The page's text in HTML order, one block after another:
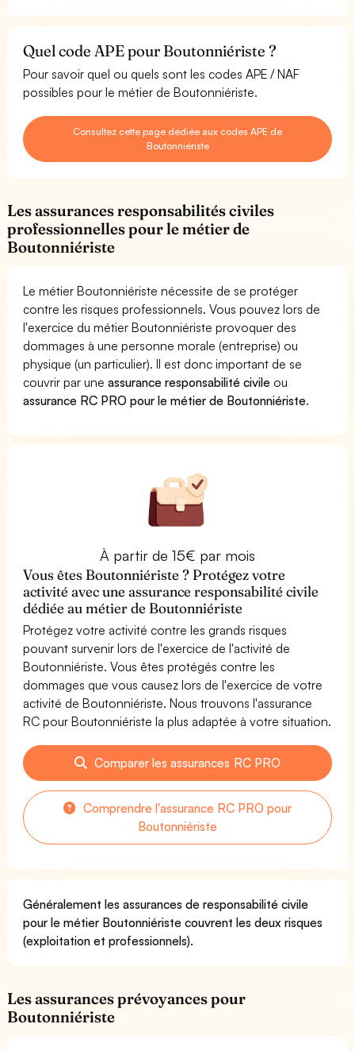
Quel code APE pour Boutonniériste ?
Pour savoir quel ou quels sont les codes APE / NAF
possibles pour le métier de Boutonniériste.
Consultez cette page dédiée aux codes APE de
Boutonniériste
Les assurances responsabilités civiles
professionnelles pour le métier de
Boutonniériste
Le métier Boutonniériste nécessite de se protéger
contre les risques professionnels. Vous pouvez lors de
l'exercice du métier Boutonniériste provoquer des
dommages à une personne morale (entreprise) ou
physique (un particulier). Il est donc important de se
couvrir par uneassurance responsabilité civile ou
assurance RC PRO pour le métier de Boutonniériste.
À partir de 15€ par mois
Vous êtes Boutonniériste ? Protégez votre
activité avec une assurance responsabilité civile
dédiée au métier de Boutonniériste
Protégez votre activité contre les grands risques
pouvant survenir lors de l'exercice de l'activité de
Boutonniériste. Vous êtes protégés contre les
dommages que vous causez lors de l'exercice de votre
activité de Boutonniériste. Nous trouvons l'assurance
RC pour Boutonniériste la plus adaptée à votre situation.
Comparer les assurances RC PRO
Comprendre l'assurance RC PRO pour
Boutonniériste
Généralement les assurances de responsabilité civile
pour le métier Boutonniériste couvrent les deux risques
(exploitation et professionnels).
Les assurances prévoyances pour
Boutonniériste